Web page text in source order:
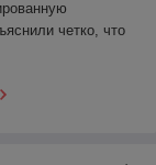
четко, что